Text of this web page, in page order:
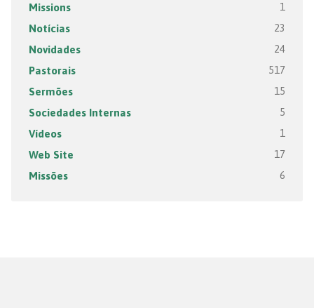
Missions 1
Notícias 23
Novidades 24
Pastorais 517
Sermões 15
Sociedades Internas 5
Vídeos 1
Web Site 17
Missões 6